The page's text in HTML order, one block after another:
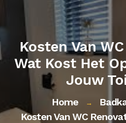
Kosten Van
Wat Kost Het
Jouw
Home →
Kosten Van WC